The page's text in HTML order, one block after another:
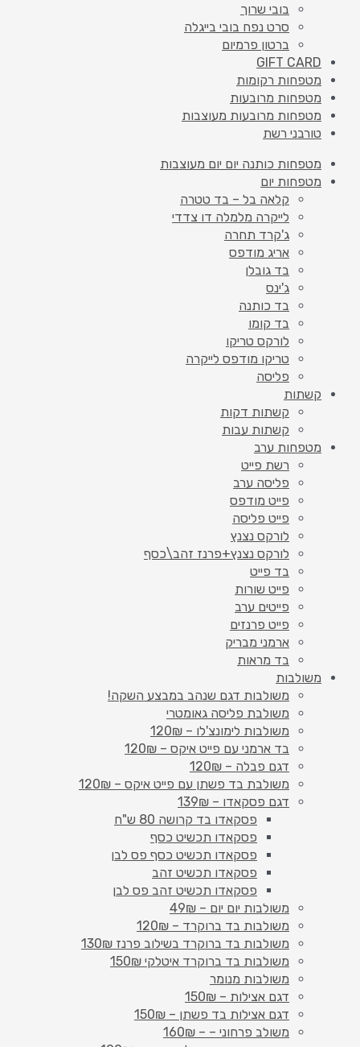
בובי שרוך
סרט נפח בובי בייגלה
ברטון פרמיום
GIFT CARD
מטפחות רקומות
מטפחות מרובעות
מטפחות מרובעות מעוצבות
טורבני רשת
מטפחות כותנה יום יום מעוצבות
מטפחות יום
קלאה בל – בד טטרה
לייקרה מלמלה דו צדדי
ג'קרד תחרה
אריג מודפס
בד גובלן
ג'ינס
בד כותנה
בד קומו
לורקס טריקו
טריקו מודפס לייקרה
פליסה
קשתות
קשתות דקות
קשתות עבות
מטפחות ערב
רשת פייט
פליסה ערב
פייט מודפס
פייט פליסה
לורקס נצנץ
לורקס נצנץ+פרנז זהב\כסף
בד פייט
פייט שורות
פייטים ערב
פייט פרנזים
ארמני מבריק
בד מראות
משולבות
משולבות דגם שנהב במבצע השקה!
משולבת פליסה גאומטרי
משולבות לימונצ'לו – 120₪
בד ארמני עם פייט איקס – 120₪
דגם פבלה – 120₪
משולבת בד פשתן עם פייט איקס – 120₪
דגם פסקאדו – 139₪
פסקאדו בד קרושה 80 ש"ח
פסקאדו תכשיט כסף
פסקאדו תכשיט כסף פס לבן
פסקאדו תכשיט זהב
פסקאדו תכשיט זהב פס לבן
משולבות יום יום – 49₪
משולבות בד ברוקרד – 120₪
משולבות בד ברוקרד בשילוב פרנז 130₪
משולבות בד ברוקרד איטלקי 150₪
משולבות מנומר
דגם אצילות – 150₪
דגם אצילות בד פשתן – 150₪
משולב פרחוני – – 160₪